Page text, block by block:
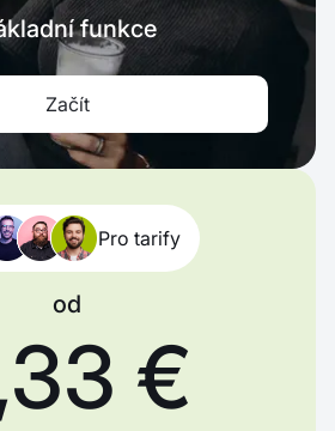
funkce
Začít
Pro tarify
od
€